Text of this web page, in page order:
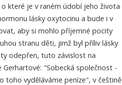
které je v raném údobí jeho života
lásky oxytocinu a bude i v
aby si mohlo příjemné pocity
stranu děti, jimž byl příliv lásky
odepřen, tuto závislost na
Gerhartové: "Sobecká společnost -
toho vyděláváme peníze", v češtině